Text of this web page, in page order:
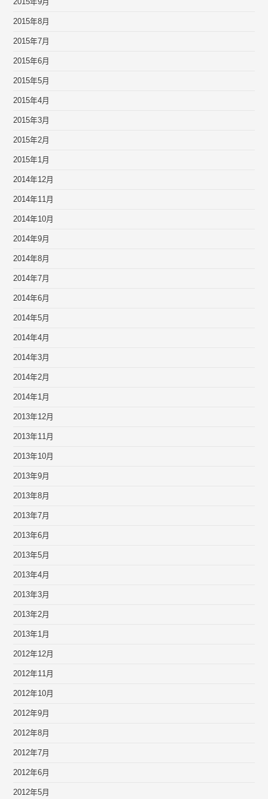
2015年8月
2015年7月
2015年6月
2015年5月
2015年4月
2015年3月
2015年2月
2015年1月
2014年12月
2014年11月
2014年10月
2014年9月
2014年8月
2014年7月
2014年6月
2014年5月
2014年4月
2014年3月
2014年2月
2014年1月
2013年12月
2013年11月
2013年10月
2013年9月
2013年8月
2013年7月
2013年6月
2013年5月
2013年4月
2013年3月
2013年2月
2013年1月
2012年12月
2012年11月
2012年10月
2012年9月
2012年8月
2012年7月
2012年6月
2012年5月